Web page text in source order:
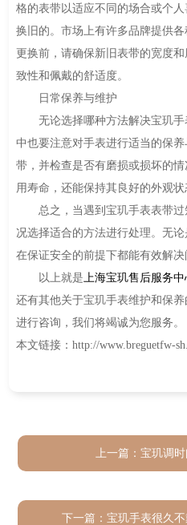
格的表带以适应不同的场合或个
换旧的。市场上有许多品牌提供
更换前，请确保新旧表带的宽度
致性和佩戴的舒适度。
日常保养与维护
无论选择哪种方法解决宝玑手
中也要注意对手表进行适当的保
带，并检查是否有磨损或损坏的
用寿命，还能保持其良好的外观状
总之，当遇到宝玑手表表带过
况选择适合的方法进行处理。无
在保证安全的前提下都能有效解决
以上就是 上海宝玑售后服务中
还有其他关于宝玑手表维护和保
进行咨询，我们将竭诚为您服务。
本文链接：http://www.breguetfw-
上一篇： 宝玑调
下一篇： 宝玑手表很久